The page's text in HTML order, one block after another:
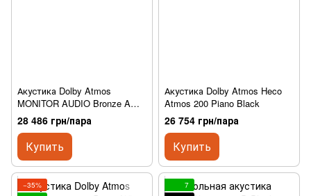
Акустика Dolby Atmos
MONITOR AUDIO Bronze AMS
White (6G)
28 486 грн/пара
Купить
Акустика Dolby Atmos Heco
Atmos 200 Piano Black
26 754 грн/пара
Купить
−35%
7